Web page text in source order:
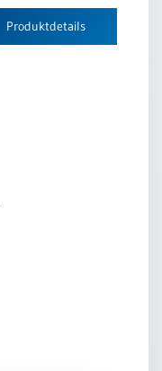
Produktdetails